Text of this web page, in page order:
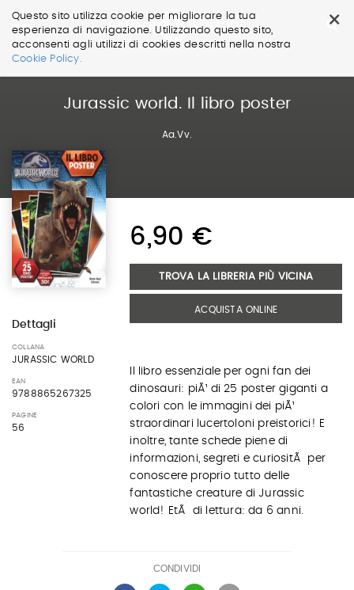
×
Questo sito utilizza cookie per migliorare la tua
esperienza di navigazione. Utilizzando questo sito,
acconsenti agli utilizzi di cookies descritti nella nostra
Cookie Policy.
Salta
Jurassic world. Il libro poster
Aa.Vv.
Dettagli
COLLANA
JURASSIC WORLD
EAN
9788865267325
PAGINE
56
6,90 €
TROVA LA LIBRERIA PIÙ VICINA
ACQUISTA ONLINE
Il libro essenziale per ogni fan dei
dinosauri: piÃ¹ di 25 poster giganti a
colori con le immagini dei piÃ¹
straordinari lucertoloni preistorici! E
inoltre, tante schede piene di
informazioni, segreti e curiositÃ per
conoscere proprio tutto delle
fantastiche creature di Jurassic
world! EtÃ di lettura: da 6 anni.
CONDIVIDI